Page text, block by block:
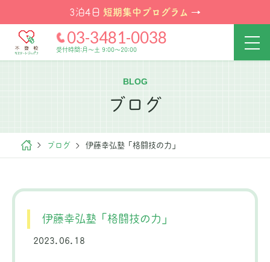
3泊4日 短期集中プログラム →
03-3481-0038
受付時間:月～土 9:00～20:00
BLOG
ブログ
ブログ 伊藤幸弘塾「格闘技の力」
伊藤幸弘塾「格闘技の力」
2023.06.18